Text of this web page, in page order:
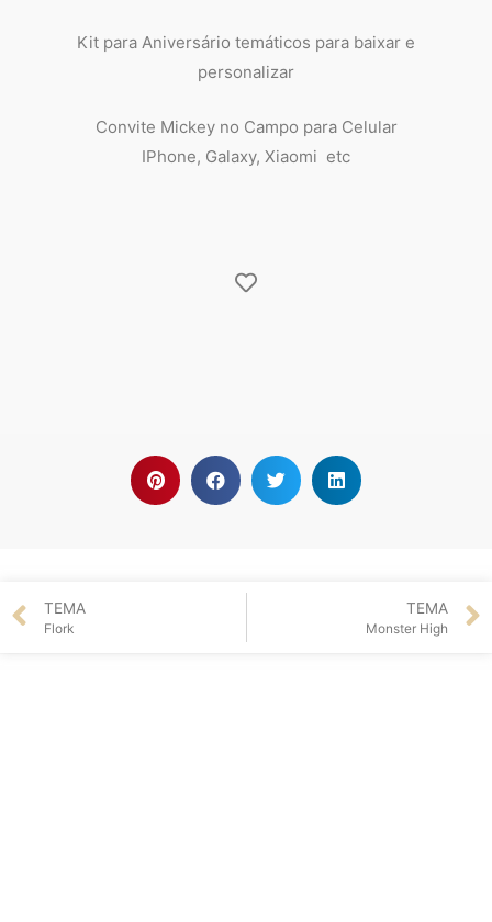
Kit para Aniversário temáticos para baixar e
personalizar
Convite Mickey no Campo para Celular
IPhone, Galaxy, Xiaomi etc
TEMA
Flork
TEMA
Monster High